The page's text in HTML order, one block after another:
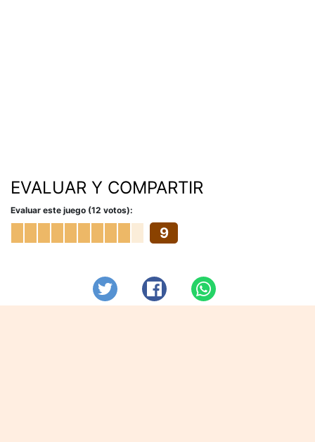
EVALUAR Y COMPARTIR
Evaluar este juego (12 votos):
9